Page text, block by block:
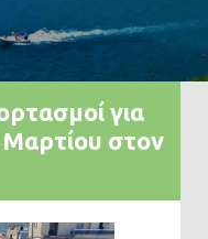
για
Μαρτίου στον